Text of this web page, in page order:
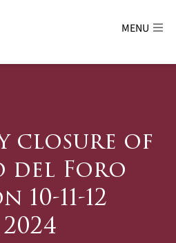
del Colosseo - sito
MENU
closure of
del Foro
10-11-12